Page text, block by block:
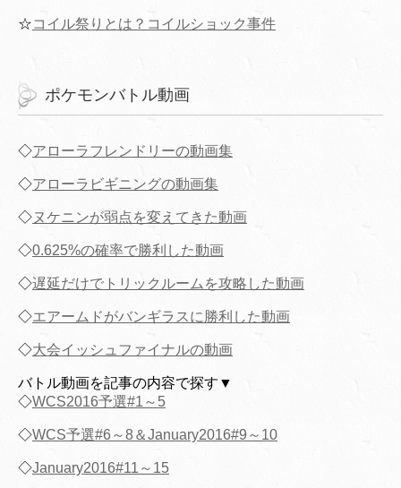
☆コイル祭りとは？コイルショック事件
ポケモンバトル動画
◇アローラフレンドリーの動画集
◇アローラビギニングの動画集
◇ヌケニンが弱点を変えてきた動画
◇0.625%の確率で勝利した動画
◇遅延だけでトリックルームを攻略した動画
◇エアームドがバンギラスに勝利した動画
◇大会イッシュファイナルの動画
バトル動画を記事の内容で探す▼
◇WCS2016予選#1～5
◇WCS予選#6～8＆January2016#9～10
◇January2016#11～15